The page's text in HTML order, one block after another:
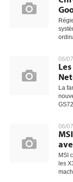
06/
La
06/
MSI
les